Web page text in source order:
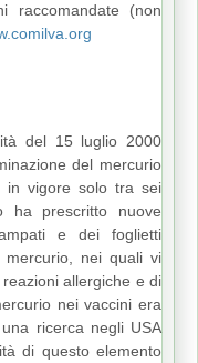
raccomandate (non
del 15 luglio 2000
del mercurio
in vigore solo tra sei
ha prescritto nuove
e dei foglietti
nei quali vi
allergiche e di
nei vaccini era
ricerca negli USA
di questo elemento